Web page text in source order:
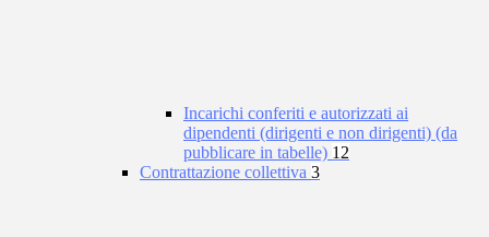
Incarichi conferiti e autorizzati ai
dipendenti (dirigenti e non dirigenti) (da
pubblicare in tabelle) 12
Contrattazione collettiva 3